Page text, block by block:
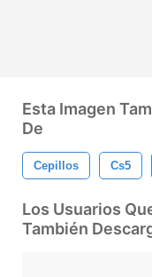
Esta Imagen
De
Cepillos Cs5
Los Usuarios
También